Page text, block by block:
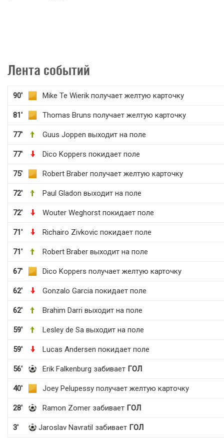
Лента событий
90' Mike Te Wierik получает желтую карточку
81' Thomas Bruns получает желтую карточку
77' Guus Joppen выходит на поле
77' Dico Koppers покидает поле
75' Robert Braber получает желтую карточку
72' Paul Gladon выходит на поле
72' Wouter Weghorst покидает поле
71' Richairo Zivkovic покидает поле
71' Robert Braber выходит на поле
67' Dico Koppers получает желтую карточку
62' Gonzalo Garcia покидает поле
62' Brahim Darri выходит на поле
59' Lesley de Sa выходит на поле
59' Lucas Andersen покидает поле
56' Erik Falkenburg забивает ГОЛ
40' Joey Pelupessy получает желтую карточку
28' Ramon Zomer забивает ГОЛ
3' Jaroslav Navratil забивает ГОЛ